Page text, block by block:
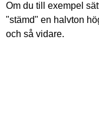
Om du till exempel
"stämd" en halvton
och så vidare.